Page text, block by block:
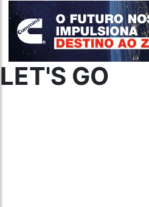
LET'S GO